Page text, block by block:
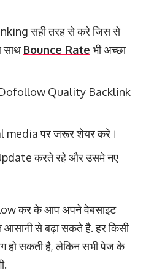
सही तरह से करे जिस से
साथ Bounce Rate भी अच्छा
Dofollow Quality Backlink
media पर जरूर शेयर करे।
करते रहे और उसमे नए
कर के आप अपने वेबसाइट
से बढ़ा सकते है. हर किसी
हो सकती है, लेकिन सभी पेज के